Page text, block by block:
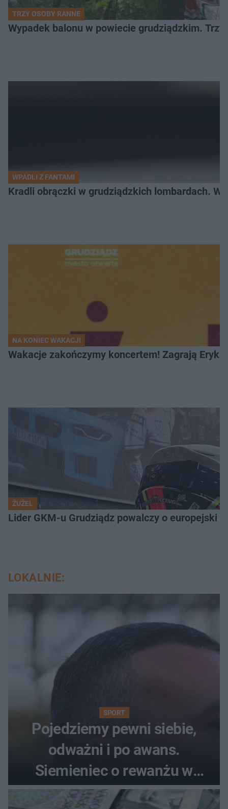
TRZY OSOBY RANNE
Wypadek balonu w powiecie grudziądzkim.
WPADLI Z FANTAMI
Kradli obrączki w grudziądzkich lombardach.
NA KONIEC WAKACJI
Wakacje zakończymy koncertem! Zagrają Eryk
ŻUŻEL
Lider GKM-u Grudziądz powalczy o europejski
LOKALNIE:
SPORT
Pojedziemy pewni siebie,
odważni i po awans.
Siemieniec o rewanżu w
Szkocji